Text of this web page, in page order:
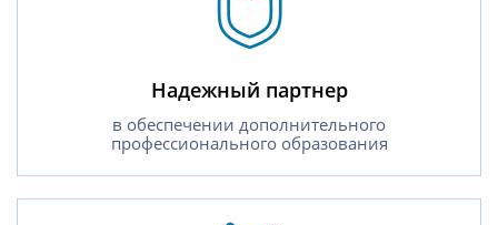
Надежный партнер
в обеспечении дополнительного
профессионального образования